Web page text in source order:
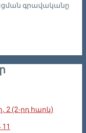
գրավականը
2 (2-րդ հարկ)
11